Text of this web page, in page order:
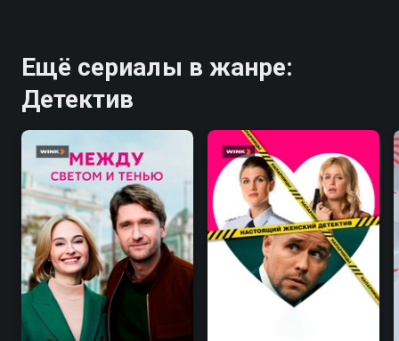
Ещё сериалы в жанре:
Детектив
6.9